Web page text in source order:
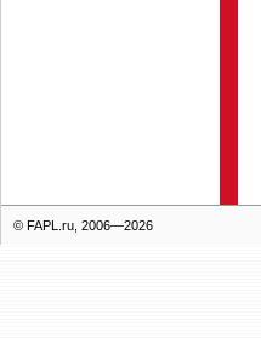
© FAPL.ru, 2006—2026